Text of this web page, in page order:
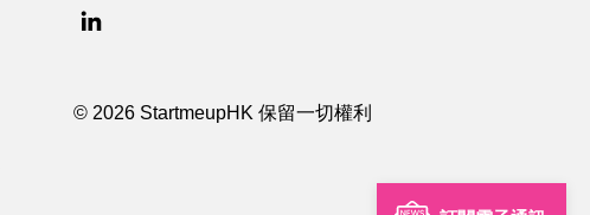
© 2026 StartmeupHK 保留一切權利